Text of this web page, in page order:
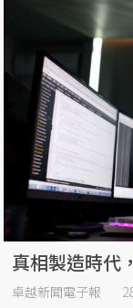
真相製造時代
卓越新聞電子報